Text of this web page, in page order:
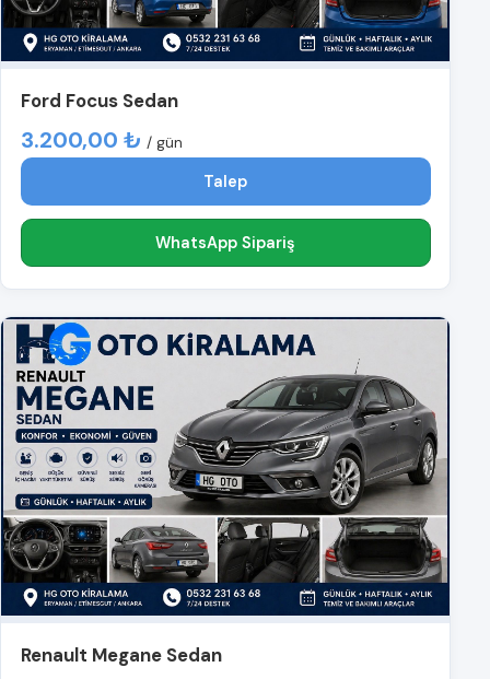
Ford Focus Sedan
3.200,00 ₺ / gün
Talep
WhatsApp Sipariş
Renault Megane Sedan